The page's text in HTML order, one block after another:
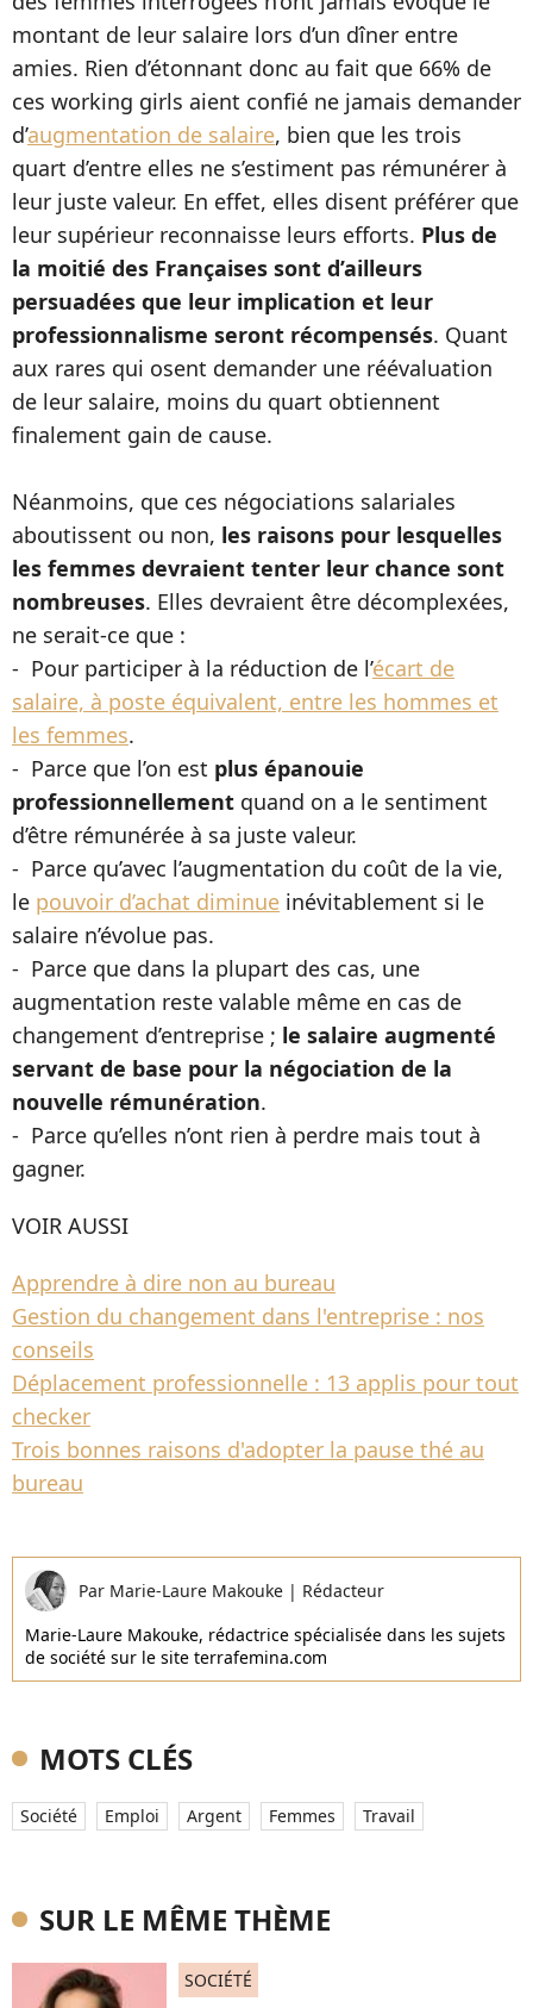
montant de leur salaire lors d’un dîner entre
amies. Rien d’étonnant donc au fait que 66% de
ces working girls aient confié ne jamais demander
d’augmentation de salaire, bien que les trois
quart d’entre elles ne s’estiment pas rémunérer à
leur juste valeur. En effet, elles disent préférer que
leur supérieur reconnaisse leurs efforts. Plus de
la moitié des Françaises sont d’ailleurs
persuadées que leur implication et leur
professionnalisme seront récompensés. Quant
aux rares qui osent demander une réévaluation
de leur salaire, moins du quart obtiennent
finalement gain de cause.
Néanmoins, que ces négociations salariales
aboutissent ou non, les raisons pour lesquelles
les femmes devraient tenter leur chance sont
nombreuses. Elles devraient être décomplexées,
ne serait-ce que :
- Pour participer à la réduction de l’écart de
salaire, à poste équivalent, entre les hommes et
les femmes.
- Parce que l’on est plus épanouie
professionnellement quand on a le sentiment
d’être rémunérée à sa juste valeur.
- Parce qu’avec l’augmentation du coût de la vie,
le pouvoir d’achat diminue inévitablement si le
salaire n’évolue pas.
- Parce que dans la plupart des cas, une
augmentation reste valable même en cas de
changement d’entreprise ; le salaire augmenté
servant de base pour la négociation de la
nouvelle rémunération.
- Parce qu’elles n’ont rien à perdre mais tout à
gagner.
VOIR AUSSI
Apprendre à dire non au bureau
Gestion du changement dans l'entreprise : nos
conseils
Déplacement professionnelle : 13 applis pour tout
checker
Trois bonnes raisons d'adopter la pause thé au
bureau
Par Marie-Laure Makouke | Rédacteur
Marie-Laure Makouke, rédactrice spécialisée dans les sujets
de société sur le site terrafemina.com
MOTS CLÉS
Société Emploi Argent Femmes Travail
SUR LE MÊME THÈME
SOCIÉTÉ